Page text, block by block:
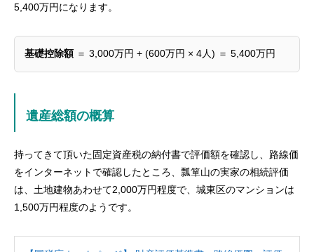
5,400万円になります。
基礎控除額＝ 3,000万円 + (600万円 × 4人) ＝ 5,400万円
遺産総額の概算
持ってきて頂いた固定資産税の納付書で評価額を確認し、路線価
をインターネットで確認したところ、瓢箪山の実家の相続評価
は、土地建物あわせて2,000万円程度で、城東区のマンションは
1,500万円程度のようです。